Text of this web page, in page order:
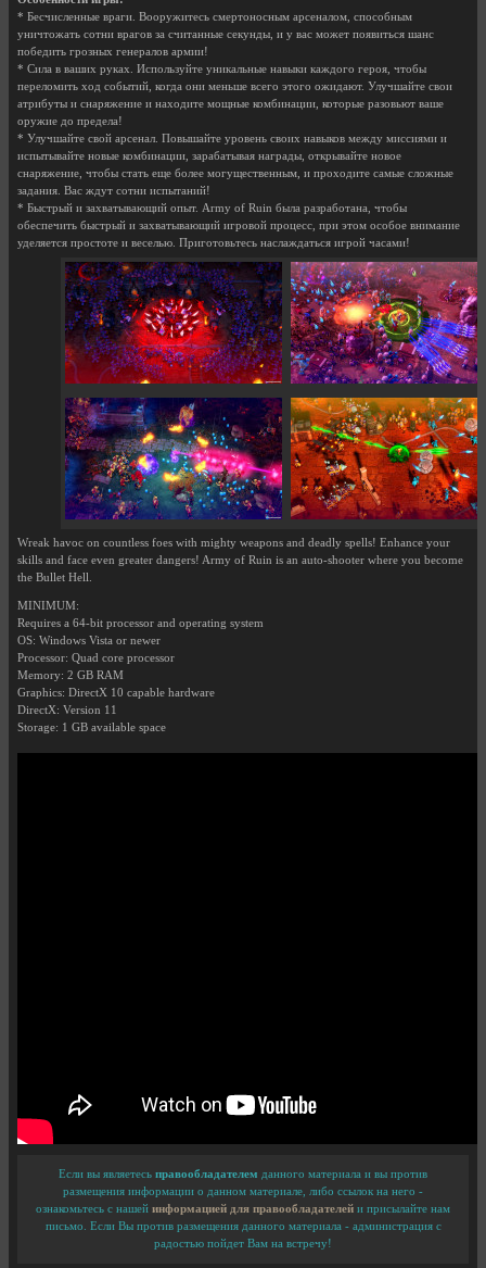
* Бесчисленные враги. Вооружитесь смертоносным арсеналом, способным
уничтожать сотни врагов за считанные секунды, и у вас может появиться шанс
победить грозных генералов армии!
* Сила в ваших руках. Используйте уникальные навыки каждого героя, чтобы
переломить ход событий, когда они меньше всего этого ожидают. Улучшайте свои
атрибуты и снаряжение и находите мощные комбинации, которые разовьют ваше
оружие до предела!
* Улучшайте свой арсенал. Повышайте уровень своих навыков между миссиями и
испытывайте новые комбинации, зарабатывая награды, открывайте новое
снаряжение, чтобы стать еще более могущественным, и проходите самые сложные
задания. Вас ждут сотни испытаний!
* Быстрый и захватывающий опыт. Army of Ruin была разработана, чтобы
обеспечить быстрый и захватывающий игровой процесс, при этом особое внимание
уделяется простоте и веселью. Приготовьтесь наслаждаться игрой часами!
Wreak havoc on countless foes with mighty weapons and deadly spells! Enhance your
skills and face even greater dangers! Army of Ruin is an auto-shooter where you become
the Bullet Hell.
MINIMUM:
Requires a 64-bit processor and operating system
OS: Windows Vista or newer
Processor: Quad core processor
Memory: 2 GB RAM
Graphics: DirectX 10 capable hardware
DirectX: Version 11
Storage: 1 GB available space
Если вы являетесь правообладателем данного материала и вы против
размещения информации о данном материале, либо ссылок на него -
ознакомьтесь с нашей информацией для правообладателей и присылайте нам
письмо. Если Вы против размещения данного материала - администрация с
радостью пойдет Вам на встречу!